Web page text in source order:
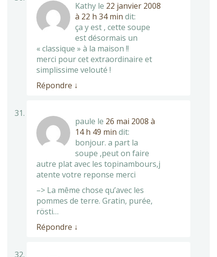
Kathy le 22 janvier 2008
à 22 h 34 min dit:
ça y est , cette soupe
est désormais un
« classique » à la maison !!
merci pour cet extraordinaire et
simplissime velouté !
Répondre ↓
paule le 26 mai 2008 à
14 h 49 min dit:
bonjour. a part la
soupe ,peut on faire
autre plat avec les topinambours,j
atente votre reponse merci
–> La même chose qu’avec les
pommes de terre. Gratin, purée,
rösti…
Répondre ↓